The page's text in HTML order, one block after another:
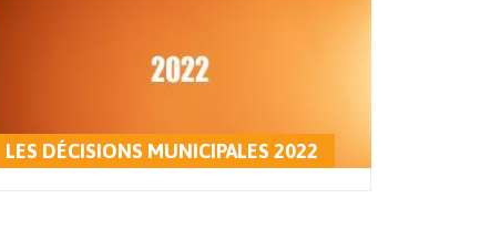
LES DÉCISIONS MUNICIPALES 2022